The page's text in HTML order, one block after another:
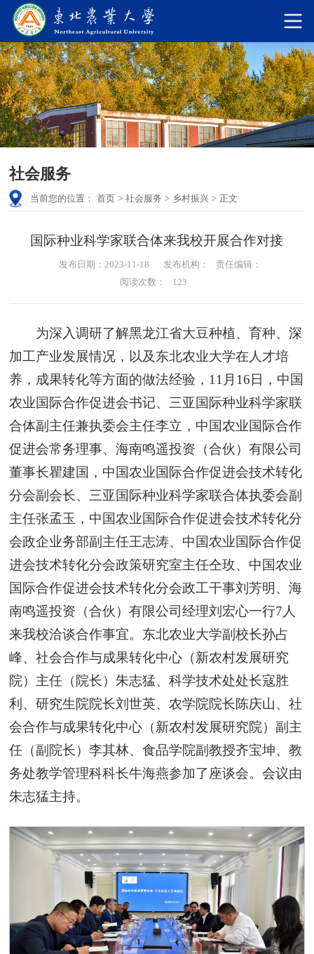
社会服务
当前您的位置： 首页 > 社会服务 > 乡村振兴 > 正文
国际种业科学家联合体来我校开展合作对接
发布日期：2023-11-18 发布机构：
责任编辑：
阅读次数：
123
为深入调研了解黑龙江省大豆种植、育种、深
加工产业发展情况，以及东北农业大学在人才培
养，成果转化等方面的做法经验，11月16日，中国
农业国际合作促进会书记、三亚国际种业科学家联
合体副主任兼执委会主任李立，中国农业国际合作
促进会常务理事、海南鸣遥投资（合伙）有限公司
董事长瞿建国，中国农业国际合作促进会技术转化
分会副会长、三亚国际种业科学家联合体执委会副
主任张孟玉，中国农业国际合作促进会技术转化分
会政企业务部副主任王志涛、中国农业国际合作促
进会技术转化分会政策研究室主任仝玫、中国农业
国际合作促进会技术转化分会政工干事刘芳明、海
南鸣遥投资（合伙）有限公司经理刘宏心一行7人
来我校洽谈合作事宜。东北农业大学副校长孙占
峰、社会合作与成果转化中心（新农村发展研究
院）主任（院长）朱志猛、科学技术处处长寇胜
利、研究生院院长刘世英、农学院院长陈庆山、社
会合作与成果转化中心（新农村发展研究院）副主
任（副院长）李其林、食品学院副教授齐宝坤、教
务处教学管理科科长牛海燕参加了座谈会。会议由
朱志猛主持。